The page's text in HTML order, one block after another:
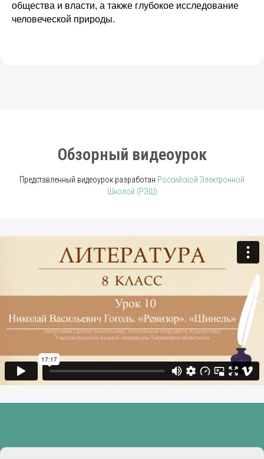
общества и власти, а также глубокое исследование
человеческой природы.
Обзорный видеоурок
Представленный видеоурок разработан Российской Электронной
Школой (РЭШ)